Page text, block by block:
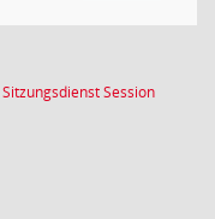
SitzungsdienstSession(Wird in